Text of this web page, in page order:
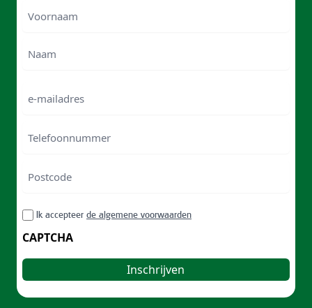
mailadres
/
Postal
RGPDIk accepteer de algemene voorwaarden
CAPTCHA